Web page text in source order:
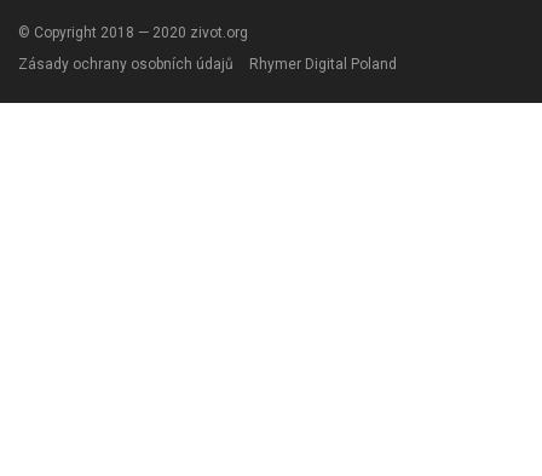
© Copyright 2018 — 2020 zivot.org
Zásady ochrany osobních údajů
Rhymer Digital Poland